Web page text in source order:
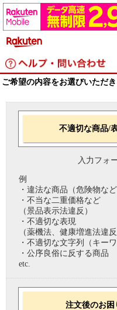
ご希望の内容をお選びいただ
不適切な商品/
入力フォ
例
・違法な商品（危険物など
・不当な二重価格など
（景品表示法違反）
・不適切な表現
（薬機法、健康増進法違反
・不適切な文字列（キーワ
・公序良俗に反する商品
etc.
注文後のお